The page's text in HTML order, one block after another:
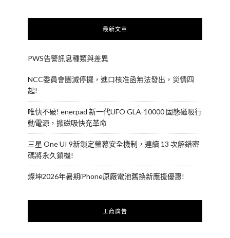
最新文章
PWS告警訊息種類與差異
NCC委員會團滅停擺，進口核准函無法發出，災情四
起!
唯快不破! enerpad 新一代UFO GLA-10000 固態磁吸行
動電源，掀磁吸快充革命
三星 One UI 9新鎖定螢幕安全機制，連續 13 次解錯密
碼將永久鎖機!
燦坤2026年暑期iPhone原廠電池舊換新應援優惠!
工商廣告